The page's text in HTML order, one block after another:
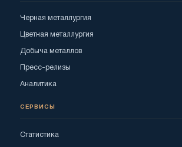
Черная металлургия
Цветная металлургия
Добыча металлов
Пресс-релизы
Аналитика
СЕРВИСЫ
Статистика